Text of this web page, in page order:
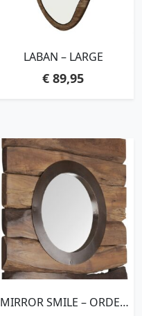
LABAN – LARGE
€ 89,95
MIRROR SMILE – ORDER